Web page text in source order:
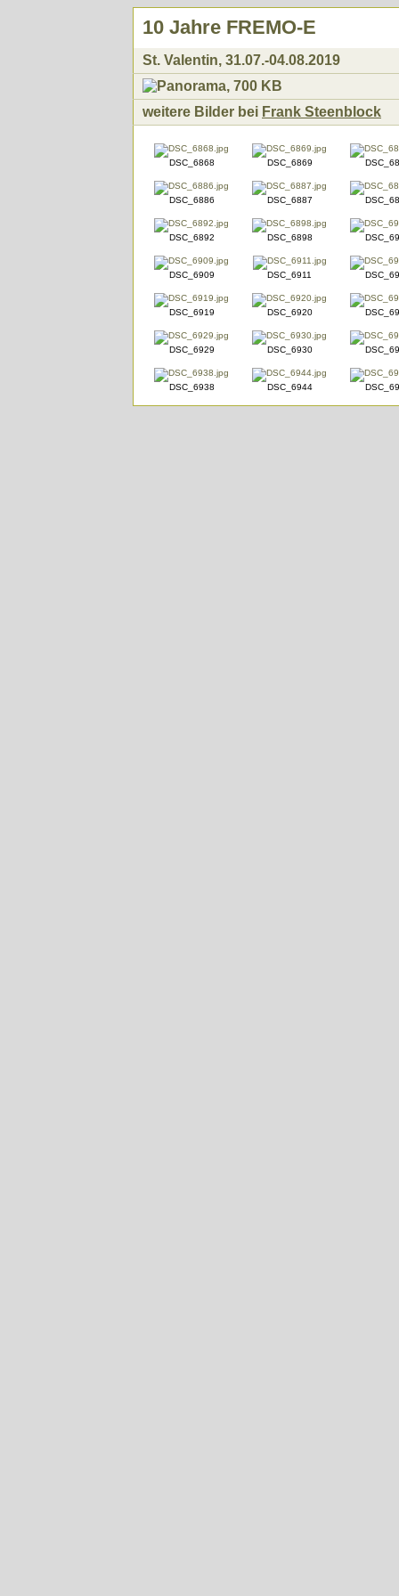
10 Jahre FREMO-E
St. Valentin, 31.07.-04.08.2019
weitere Bilder bei Frank Steenblock
DSC_6868 DSC_6869
DSC_6886 DSC_6887
DSC_6892 DSC_6898
DSC_6909 DSC_6911
DSC_6919 DSC_6920
DSC_6929 DSC_6930
DSC_6938 DSC_6944